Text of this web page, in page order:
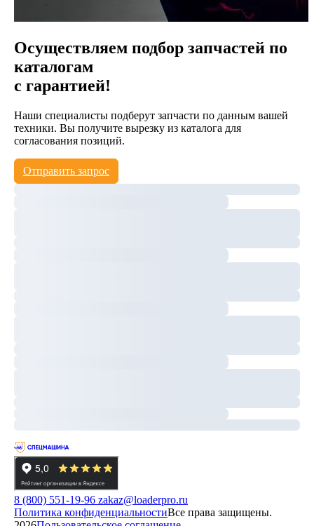
Осуществляем подбор запчастей по
каталогам
с гарантией!
Наши специалисты подберут запчасти по данным вашей
техники. Вы получите вырезку из каталога для
согласования позиций.
Отправить запрос
8 (800) 551-19-96 zakaz@loaderpro.ru
Политика конфиденциальностиВсе права защищены.